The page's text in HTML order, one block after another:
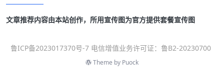
文章推荐内容由本站创作，所用宣传图为官方提供套餐宣传图
鲁ICP备2023017370号-7 电信增值业务许可证：鲁B2-20230700
Theme by Puock